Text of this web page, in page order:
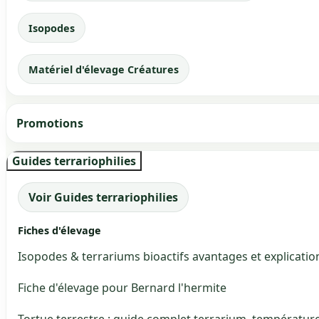
Isopodes
Matériel d'élevage Créatures
Promotions
Guides terrariophilies
Voir Guides terrariophilies
Fiches d'élevage
Isopodes & terrariums bioactifs avantages et
Fiche d'élevage pour Bernard l'hermite